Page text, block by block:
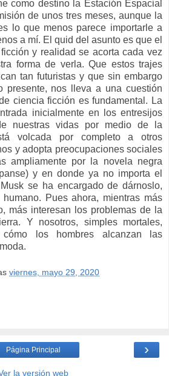
como destino la Estación Espacial
de unos tres meses, aunque la
lo que menos parece importarle a
a mí. El quid del asunto es que el
y realidad se acorta cada vez
forma de verla. Que estos trajes
tan futuristas y que sin embargo
presente, nos lleva a una cuestión
ciencia ficción es fundamental. La
inicialmente en los entresijos
nuestras vidas por medio de la
volcada por completo a otros
y adopta preocupaciones sociales
ampliamente por la novela negra
y en donde ya no importa el
se ha encargado de dárnoslo,
Pues ahora, mientras más
más interesan los problemas de la
Y nosotros, simples mortales,
cómo los hombres alcanzan las
viernes, mayo 29, 2020
›
Página Principal
la versión web